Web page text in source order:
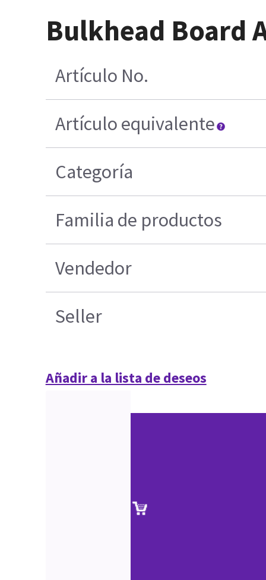
Bulkhead Board
Artículo No.
Artículo equivalente
Categoría
Familia de productos
Vendedor
Seller
Añadir a la lista de deseos